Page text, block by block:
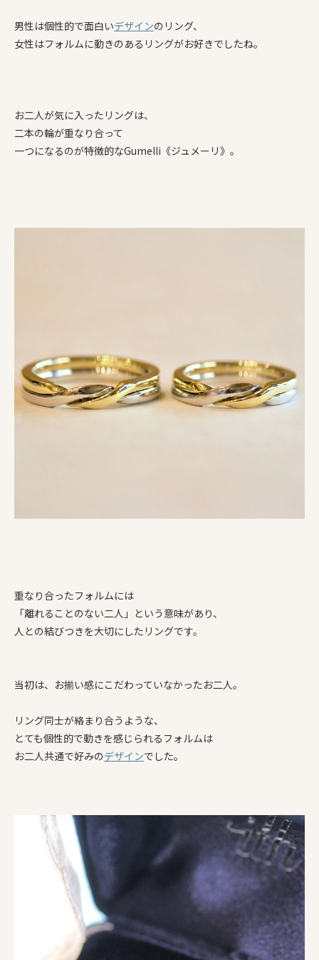
男性は個性的で面白いデザインのリング、
女性はフォルムに動きのあるリングがお好きでしたね。
お二人が気に入ったリングは、
二本の輪が重なり合って
一つになるのが特徴的なGumelli《ジュメーリ》。
重なり合ったフォルムには
「離れることのない二人」という意味があり、
人との結びつきを大切にしたリングです。
当初は、お揃い感にこだわっていなかったお二人。
リング同士が絡まり合うような、
とても個性的で動きを感じられるフォルムは
お二人共通で好みのデザインでした。